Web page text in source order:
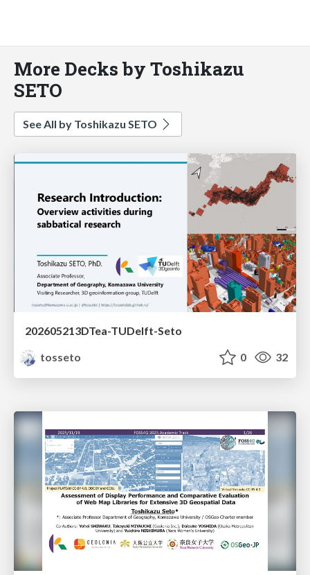
More Decks by Toshikazu
SETO
See All by Toshikazu SETO
202605213DTea-TUDelft-Seto
tosseto
0 32